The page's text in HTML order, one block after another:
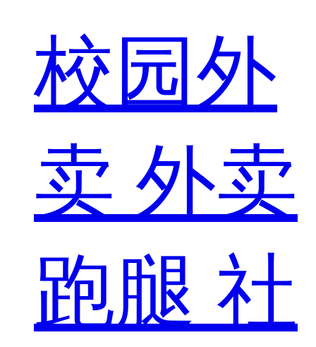
校园外
卖 外卖
跑腿 社